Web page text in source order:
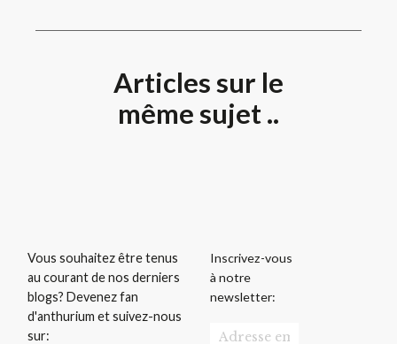
Articles sur le
même sujet ..
Vous souhaitez être tenus
au courant de nos derniers
blogs? Devenez fan
d'anthurium et suivez-nous
sur:
Inscrivez-vous
à notre
newsletter: